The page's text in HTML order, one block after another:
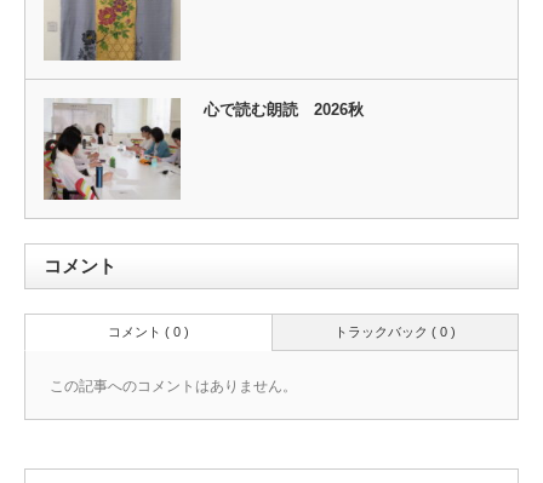
心で読む朗読 2026秋
コメント
トラックバック ( 0 )
コメント ( 0 )
この記事へのコメントはありません。